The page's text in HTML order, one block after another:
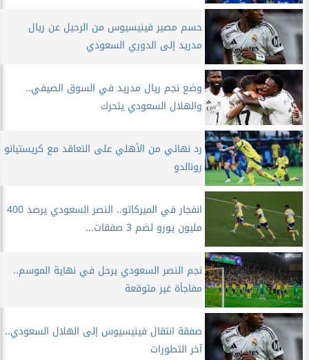
حسم مصير فينيسيوس من الرحيل عن ريال
مدريد إلى الدوري السعودي
وضع نجم ريال مدريد في السوق الصيفي..
والهلال السعودي يتحرك
رد نهائي من الأهلي على التعاقد مع كريستيانو
رونالدو
انفجار في الميركاتو.. النصر السعودي يرصد 400
مليون يورو لضم 3 صفقات...
نجم النصر السعودي يرحل في نهاية الموسم..
مفاجأة غير متوقعة
صفقة انتقال فينيسيوس إلى الهلال السعودي..
آخر التطورات